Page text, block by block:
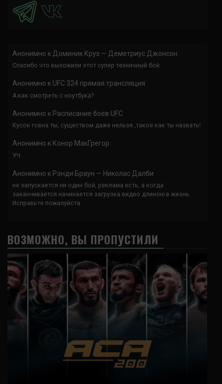
Анонимно к Доминик Круз — Деметриус Джонсон
Спасибо что выложили этот супер техничный бой
Анонимно к UFC 324 прямая трансляция
А как смотреть с ноутбука?
Анонимно к Расписание боев UFC
Кусок говна ты, существом даже нельзя ,такое как ты назвать!
Анонимно к Конор МакГрегор
УЧ
Анонимно к Рэнди Браун — Николас Далби
не запускается ни один бой, реклама есть, а когда
заканчивается начинается загрузка видео длиною в жизнь.
Исправьте пожалуйста
ВОЗМОЖНО, ВЫ ПРОПУСТИЛИ